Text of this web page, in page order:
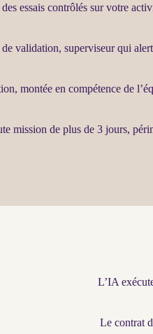
essais contrôlés sur votre
de validation, superviseur qui
montée en compétence de
mission de plus de 3 jours,
L’IA
Le contrat